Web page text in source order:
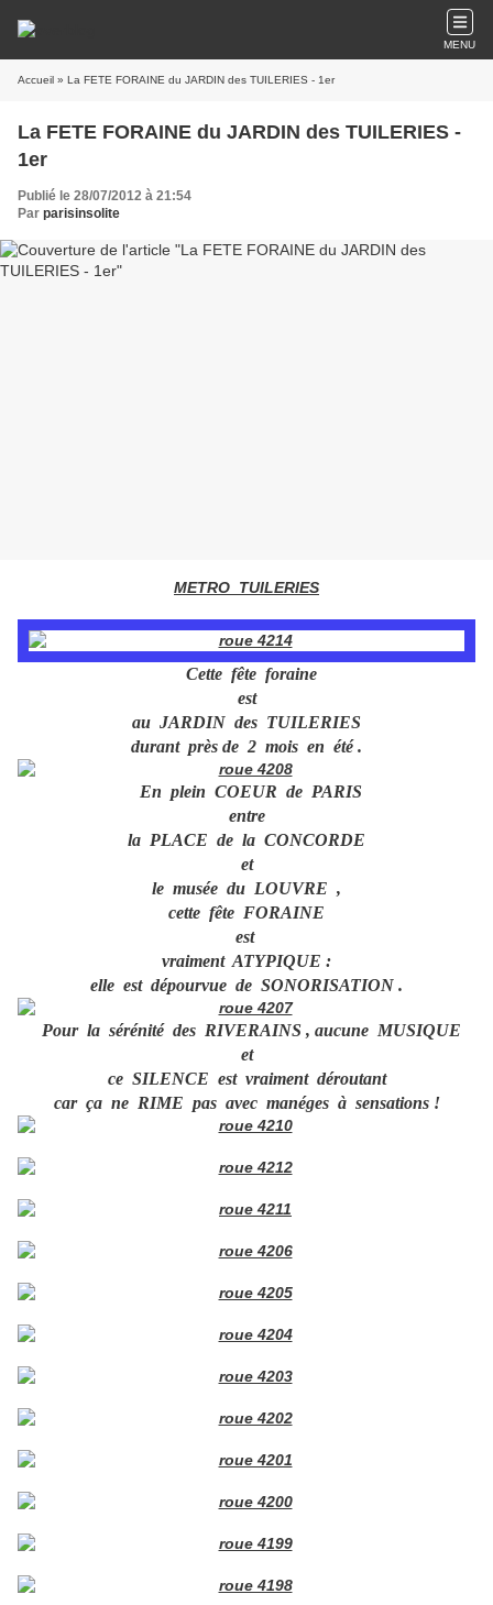
MENU
Accueil » La FETE FORAINE du JARDIN des TUILERIES - 1er
La FETE FORAINE du JARDIN des TUILERIES -
1er
Publié le 28/07/2012 à 21:54
Par parisinsolite
METRO TUILERIES
Cette fête foraine
est
au JARDIN des TUILERIES
durant près de 2 mois en été .
En plein COEUR de PARIS
entre
la PLACE de la CONCORDE
et
le musée du LOUVRE ,
cette fête FORAINE
est
vraiment ATYPIQUE :
elle est dépourvue de SONORISATION .
Pour la sérénité des RIVERAINS , aucune MUSIQUE
et
ce SILENCE est vraiment déroutant
car ça ne RIME pas avec manéges à sensations !